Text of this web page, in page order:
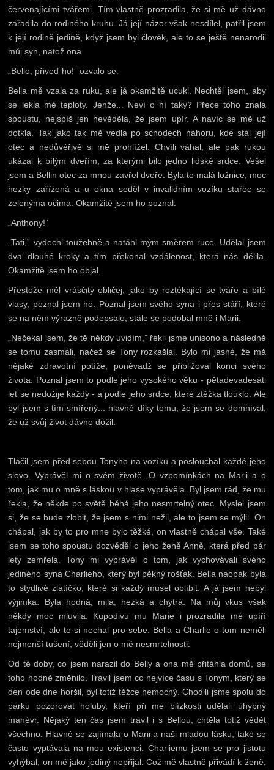
červenajícími tvářemi. Tím vlastně prozradila, že si mě už dávno
zařadila do rodiného kruhu. Já její názor však nesdílel, patřil jsem
k její rodině jedině, když jsem byl člověk, ale to se ještě nenarodil
můj syn, natož ona.
„Bello, přiveď ho!” ozvalo se.
Bella mě vzala za ruku, ale já okamžitě ucukl. Nechtěl jsem, aby
se lekla mé teploty. Jenže... Neví o ní taky? Přece toho znala
spoustu, nejspíš jen nevěděla, že jsem upír. A navíc se mě už
dotkla. Tak jako tak mě vedla po schodech nahoru, kde stál její
otec a nedůvěřivě si mě prohlížel. Chvíli váhal, ale pak rukou
ukázal k bílým dveřím, za kterými bilo jedno lidské srdce. Vešel
jsem a Bellin otec za mnou zavřel dveře. Byla to malá ložnice, moc
hezky zařízená a u okna seděl v invalidním vozíku stařec se
zelenýma očima. Okamžitě jsem ho poznal.
„Anthony!”
„Tati,” vydechl toužebně a natáhl mým směrem ruce. Udělal jsem
dva dlouhé kroky a tím překonal vzdálenost, která nás dělila.
Okamžitě jsem ho objal.
Přestože měl vrásčitý obličej, jako by roztékající se tváře a bílé
vlasy, poznal jsem ho. Poznal jsem svého syna i přes stáří, které
se na něm výrazně podepsalo, stále se podobal mně i Marii.
„Nečekal jsem, že tě někdy uvidím,” řekli jsme unisono a následně
se tomu zasmáli, načež se Tony rozkašlal. Bylo mi jasné, že má
nějaké zdravotní potíže, poněvadž se přibližoval konci svého
života. Poznal jsem to podle jeho vysokého věku - pětadevadesáti
let se nedožije každý - a podle jeho srdce, které ztěžka tlouklo. Ale
byl jsem s tím smířený... hlavně díky tomu, že jsem se domníval,
že už svůj život dávno dožil.
Tlačil jsem před sebou Tonyho na vozíku a poslouchal každé jeho
slovo. Vyprávěl mi o svém životě. O vzpomínkách na Marii a o
tom, jak mu o mně s láskou v hlase vyprávěla. Byl jsem rád, že mu
řekla, že někde po světě běhá jeho nesmrtelný otec. Myslel jsem
si, že se bude zlobit, že jsem s nimi nežil, ale to jsem se mýlil. On
chápal, jak by to pro mne bylo těžké, on vlastně chápal vše. Také
jsem se toho spoustu dozvěděl o jeho ženě Anně, která před pár
lety zemřela. Tony mi vyprávěl o tom, jak vychovávali svého
jediného syna Charlieho, který byl pěkný rošťák. Bella naopak byla
to stydlivé zlatíčko, které si každý musel oblíbit. A já jsem nebyl
výjimka. Byla hodná, milá, hezká a chytrá. Na můj vkus však
někdy moc mluvila. Kupodivu mu Marie i prozradila mé upíří
tajemství, ale to si nechal pro sebe. Bella a Charlie o tom neměli
nejmenší tušení, věděli jen o mé nesmrtelnosti.
Od té doby, co jsem narazil do Belly a ona mě přitáhla domů, se
toho hodně změnilo. Trávil jsem co nejvíce času s Tonym, který se
den ode dne horšil, byl totiž těžce nemocný. Chodili jsme spolu do
parku pozorovat holuby, kteří při mé blízkosti udělali úhybný
manévr. Nějaký ten čas jsem trávil i s Bellou, chtěla totiž vědět
všechno. Hlavně se zajímala o Marii a naši mladou lásku, také se
často vyptávala na mou existenci. Charliemu jsem se pro jistotu
vyhýbal, on mě jako jediný nepřijal. Což mě vlastně přivádí k ženě,